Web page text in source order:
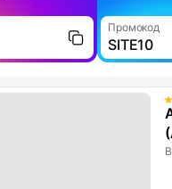
Промокод
SITE10